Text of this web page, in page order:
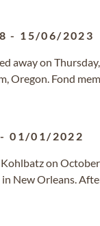
- 15/06/2023
away on
Oregon. Fond
-01/01/2022
on
New Orleans.